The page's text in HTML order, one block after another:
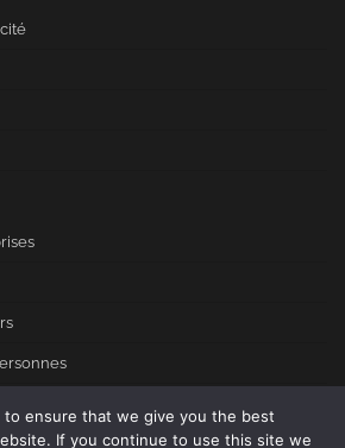
to ensure that we give you the best
If you continue to use this site we